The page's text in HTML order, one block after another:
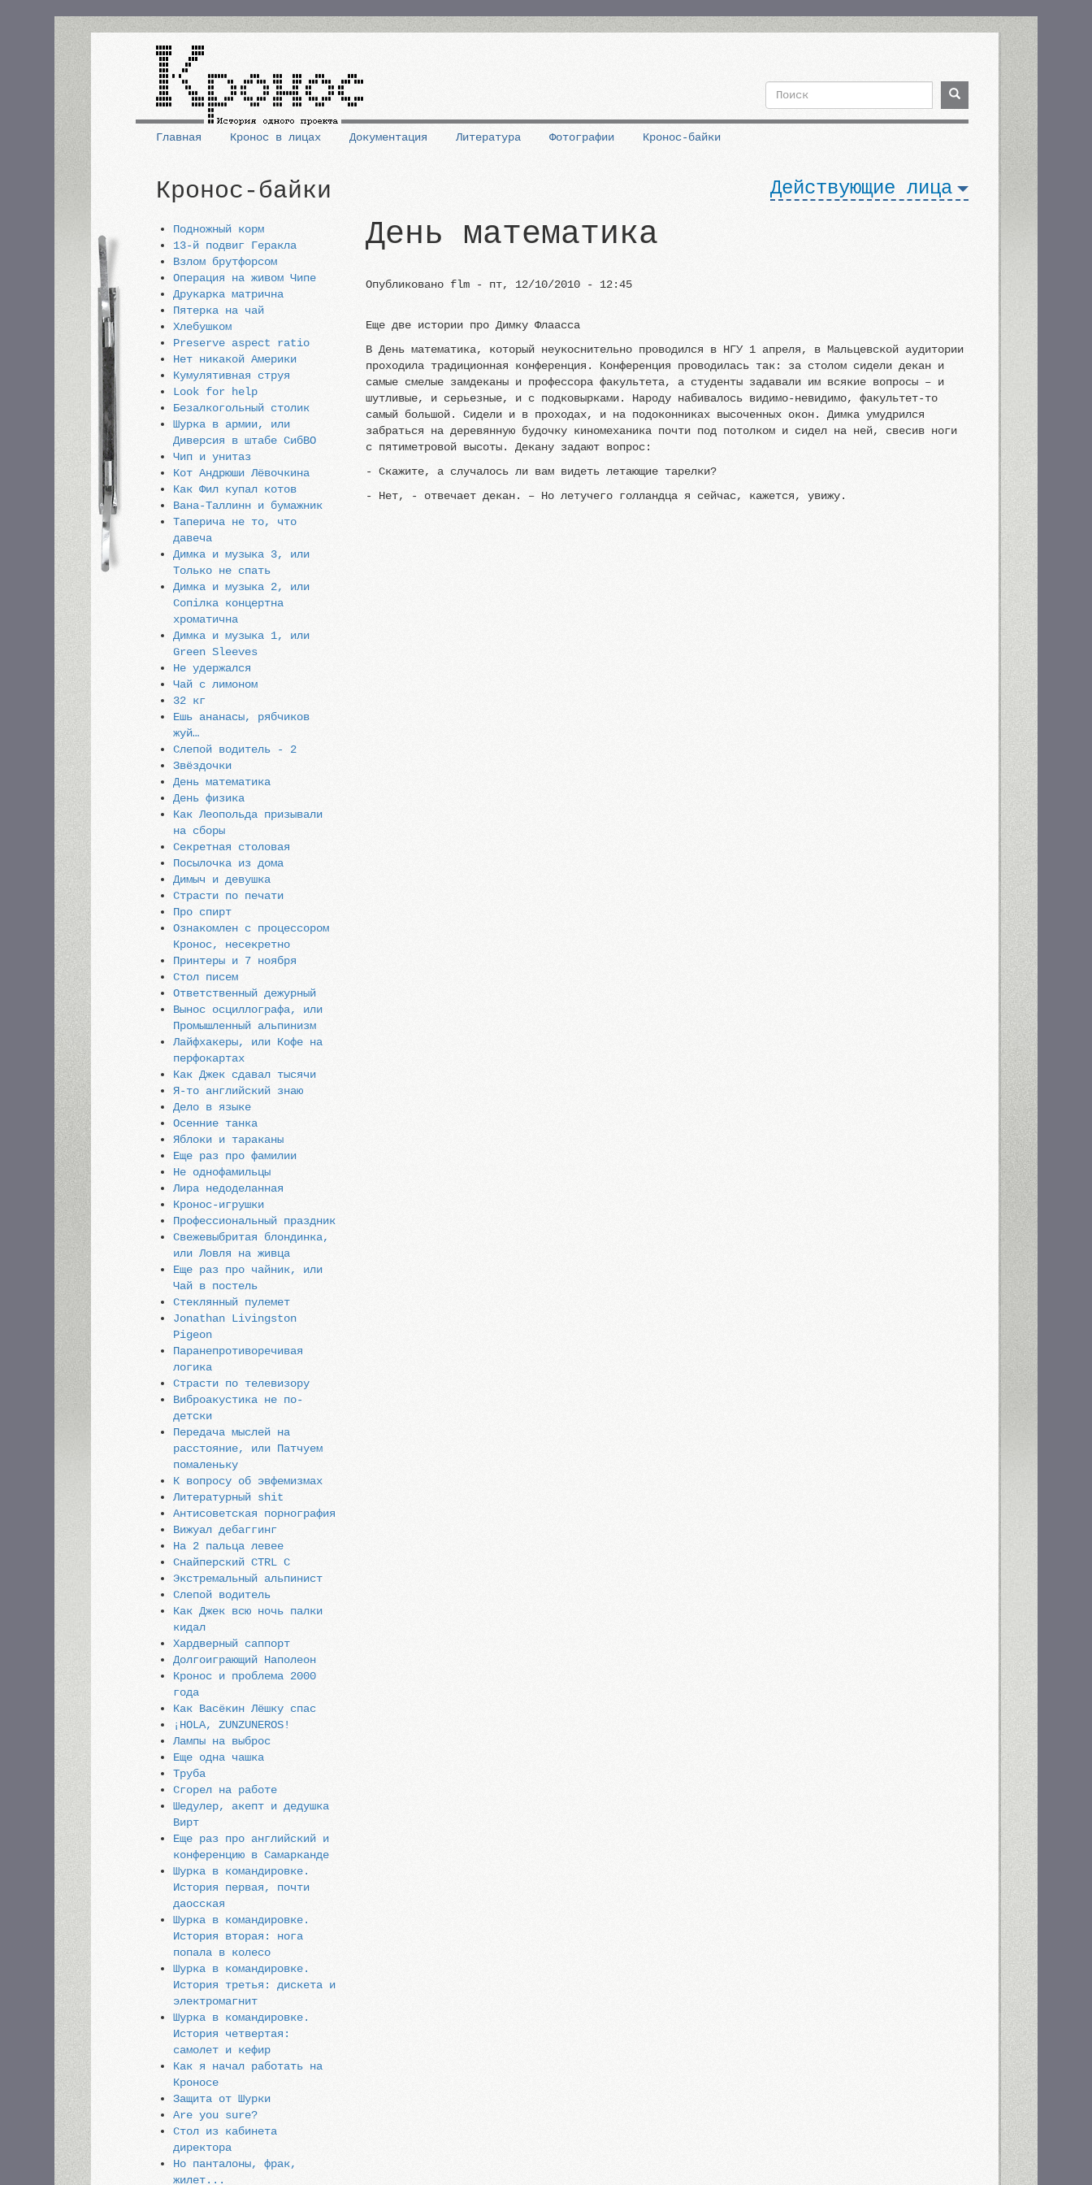
Форма
Поиск Поиск
Основная
навигация
Главная Кронос в лицах Документация Литература Фотографии Кронос-байки
Кронос-байки
Подножный корм
13-й подвиг Геракла
Взлом брутфорсом
Операция на живом Чипе
Друкарка матрична
Пятерка на чай
Хлебушком
Preserve aspect ratio
Нет никакой Америки
Кумулятивная струя
Look for help
Безалкогольный столик
Шурка в армии, или
Диверсия в штабе СибВО
Чип и унитаз
Кот Андрюши Лёвочкина
Как Фил купал котов
Вана-Таллинн и бумажник
Таперича не то, что
давеча
Димка и музыка 3, или
Только не спать
Димка и музыка 2, или
Сопiлка концертна
хроматична
Димка и музыка 1, или
Green Sleeves
Не удержался
Чай с лимоном
32 кг
Ешь ананасы, рябчиков
жуй…
Слепой водитель - 2
Звёздочки
День математика
День физика
Как Леопольда призывали
на сборы
Секретная столовая
Посылочка из дома
Димыч и девушка
Страсти по печати
Про спирт
Ознакомлен с процессором
Кронос, несекретно
Принтеры и 7 ноября
Стол писем
Ответственный дежурный
Вынос осциллографа, или
Промышленный альпинизм
Лайфхакеры, или Кофе на
перфокартах
Как Джек сдавал тысячи
Я-то английский знаю
Дело в языке
Осенние танка
Яблоки и тараканы
Еще раз про фамилии
Не однофамильцы
Лира недоделанная
Кронос-игрушки
Профессиональный праздник
Свежевыбритая блондинка,
или Ловля на живца
Еще раз про чайник, или
Чай в постель
Стеклянный пулемет
Jonathan Livingston
Pigeon
Паранепротиворечивая
логика
Страсти по телевизору
Виброакустика не по-
детски
Передача мыслей на
расстояние, или Патчуем
помаленьку
К вопросу об эвфемизмах
Литературный shit
Антисоветская порнография
Вижуал дебаггинг
На 2 пальца левее
Снайперский CTRL C
Экстремальный альпинист
Слепой водитель
Как Джек всю ночь палки
кидал
Хардверный саппорт
Долгоиграющий Наполеон
Кронос и проблема 2000
года
Как Васёкин Лёшку спас
¡HOLA, ZUNZUNEROS!
Лампы на выброс
Еще одна чашка
Труба
Сгорел на работе
Шедулер, акепт и дедушка
Вирт
Еще раз про английский и
конференцию в Самарканде
Шурка в командировке.
История первая, почти
даосская
Шурка в командировке.
История вторая: нога
попала в колесо
Шурка в командировке.
История третья: дискета и
электромагнит
Шурка в командировке.
История четвертая:
самолет и кефир
Как я начал работать на
Кроносе
Защита от Шурки
Are you sure?
Стол из кабинета
директора
Но панталоны, фрак,
жилет...
Действующие лица
День математика
Опубликовано flm- пт, 12/10/2010 - 12:45
Еще две истории про Димку Флаасса
В День математика, который неукоснительно проводился в НГУ 1 апреля, в Мальцевской аудитории
проходила традиционная конференция. Конференция проводилась так: за столом сидели декан и
самые смелые замдеканы и профессора факультета, а студенты задавали им всякие вопросы – и
шутливые, и серьезные, и с подковырками. Народу набивалось видимо-невидимо, факультет-то
самый большой. Сидели и в проходах, и на подоконниках высоченных окон. Димка умудрился
забраться на деревянную будочку киномеханика почти под потолком и сидел на ней, свесив ноги
с пятиметровой высоты. Декану задают вопрос:
- Скажите, а случалось ли вам видеть летающие тарелки?
- Нет, - отвечает декан. – Но летучего голландца я сейчас, кажется, увижу.